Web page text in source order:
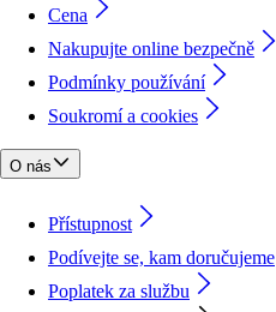
Cena
Nakupujte online bezpečně
Podmínky používání
Soukromí a cookies
O nás
Přístupnost
Podívejte se, kam doručujeme
Poplatek za službu